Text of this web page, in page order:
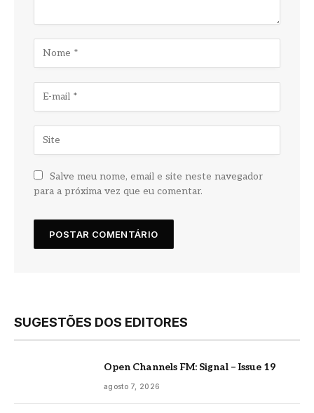
Salve meu nome, email e site neste navegador
para a próxima vez que eu comentar.
SUGESTÕES DOS EDITORES
Open Channels FM: Signal – Issue 19
agosto 7, 2026